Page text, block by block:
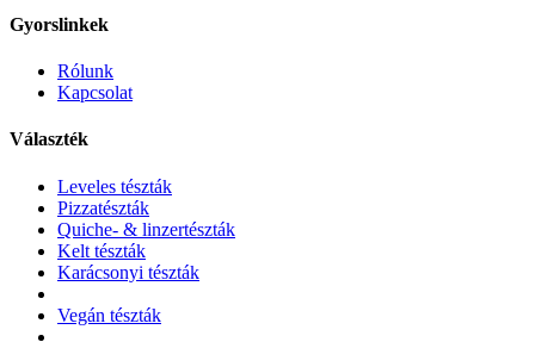
Gyorslinkek
Rólunk
Kapcsolat
Választék
Leveles tészták
Pizzatészták
Quiche- & linzertészták
Kelt tészták
Karácsonyi tészták
Vegán tészták